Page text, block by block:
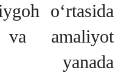
o‘rtasida
amaliyot
yanada